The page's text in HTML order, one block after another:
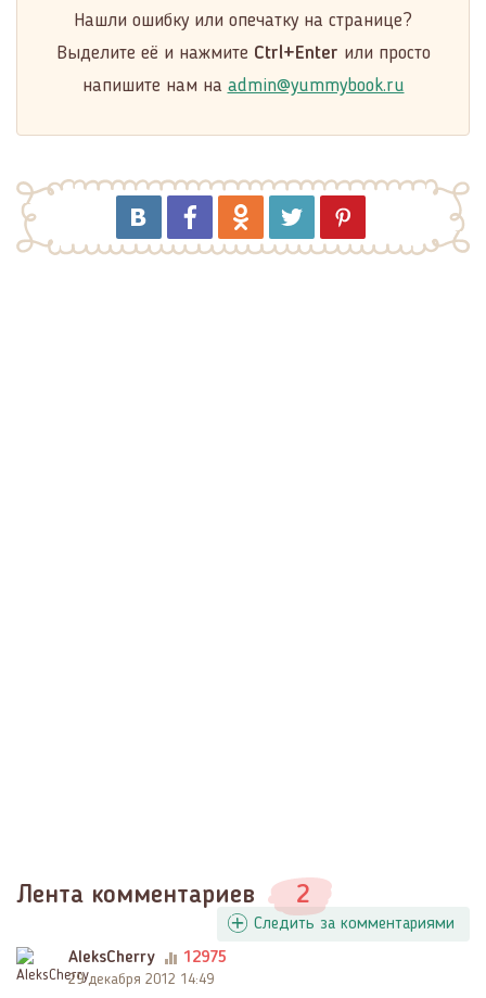
Нашли ошибку или опечатку на странице?
Выделите её и нажмите Ctrl+Enter или просто
напишите нам на admin@yummybook.ru
Лента комментариев 2
Следить за комментариями
AleksCherry
12975
29 декабря 2012 14:49